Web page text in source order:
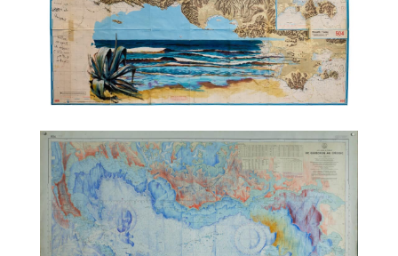
TALC02-26 – Jérémy Liron